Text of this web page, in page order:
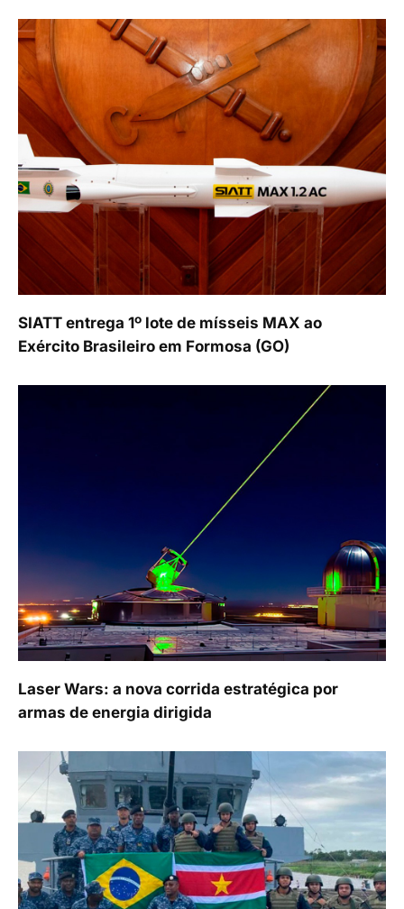
SIATT entrega 1º lote de mísseis MAX ao
Exército Brasileiro em Formosa (GO)
Laser Wars: a nova corrida estratégica por
armas de energia dirigida